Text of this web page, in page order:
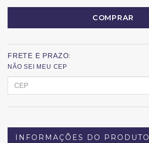
COMPRAR
FRETE E PRAZO:
NÃO SEI MEU CEP
INFORMAÇÕES DO PRODUTO